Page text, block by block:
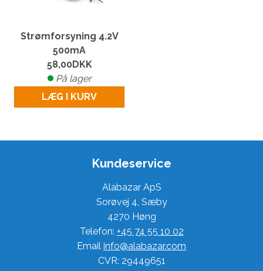
Strømforsyning 4.2V
500mA
58,00DKK
På lager
LÆG I KURV
Kundeservice
Alabazar ApS
Sorøvej 4, Sæby
4270 Høng
Telefon: +45 74 55 10 02
Email info@alabazar.com
CVR: 29449651